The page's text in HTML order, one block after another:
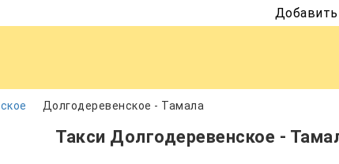
Долгодеревенское - Тамала
Такси Долгодеревенское -